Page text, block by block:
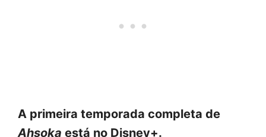
A primeira temporada completa de
Ahsoka está no Disney+.